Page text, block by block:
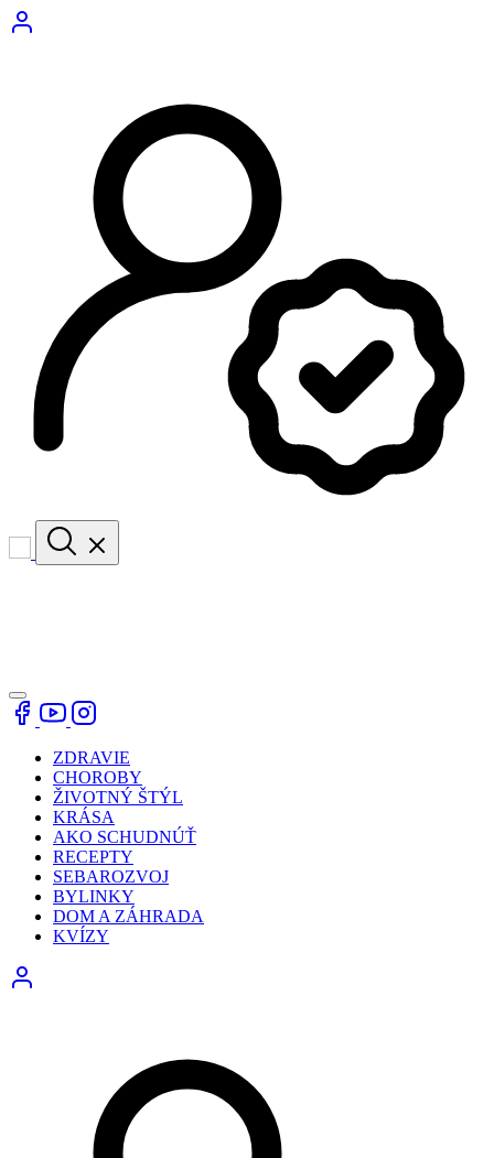
ZDRAVIE
CHOROBY
ŽIVOTNÝ ŠTÝL
KRÁSA
AKO SCHUDNÚŤ
RECEPTY
SEBAROZVOJ
BYLINKY
DOM A ZÁHRADA
KVÍZY